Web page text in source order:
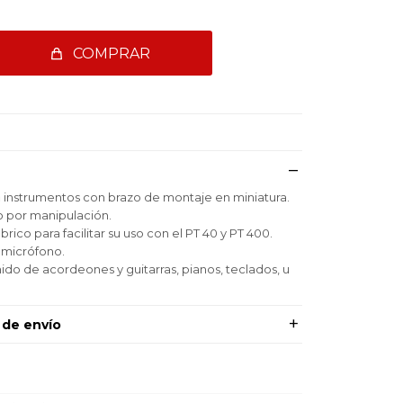
COMPRAR
con brazo de montaje en miniatura.
por manipulación.
para facilitar su uso con el PT 40 y PT 400.
de acordeones y guitarras, pianos, teclados, u
envío